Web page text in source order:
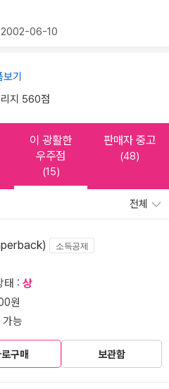
06-10
기
지 560점
이 광활한
우주점
(15)
판매자 중고
(48)
전체
소득공제
: 상
원
능
구매 보관함